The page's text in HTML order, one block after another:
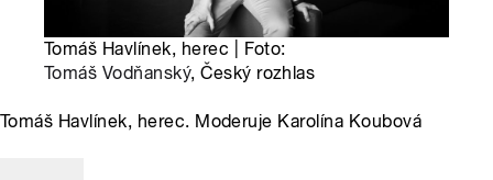
Tomáš Havlínek, herec | Foto:
Tomáš Vodňanský, Český rozhlas
Tomáš Havlínek, herec. Moderuje Karolína Koubová